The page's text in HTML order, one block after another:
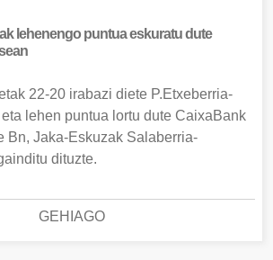
lehenengo puntua eskuratu dute
22-20 irabazi diete P.Etxeberria-
eta lehen puntua lortu dute CaixaBank
Bn, Jaka-Eskuzak Salaberria-
dituzte.
GEHIAGO